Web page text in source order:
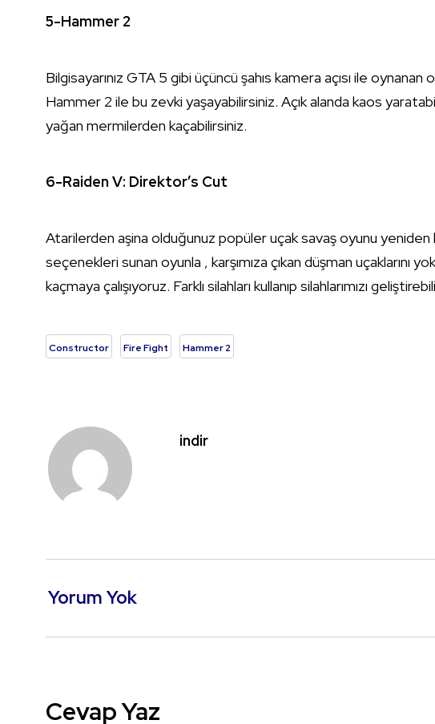
5-Hammer 2
Bilgisayarınız GTA 5 gibi üçüncü şahıs kamera açısı ile
Hammer 2 ile bu zevki yaşayabilirsiniz. Açık alanda kaos
yağan mermilerden kaçabilirsiniz.
6-Raiden V: Direktor’s Cut
Atarilerden aşina olduğunuz popüler uçak savaş oyunu yeniden
seçenekleri sunan oyunla , karşımıza çıkan düşman uçaklarını
kaçmaya çalışıyoruz. Farklı silahları kullanıp silahlarımızı
Constructor Fire Fight Hammer 2
indir
Yorum Yok
Cevap Yaz